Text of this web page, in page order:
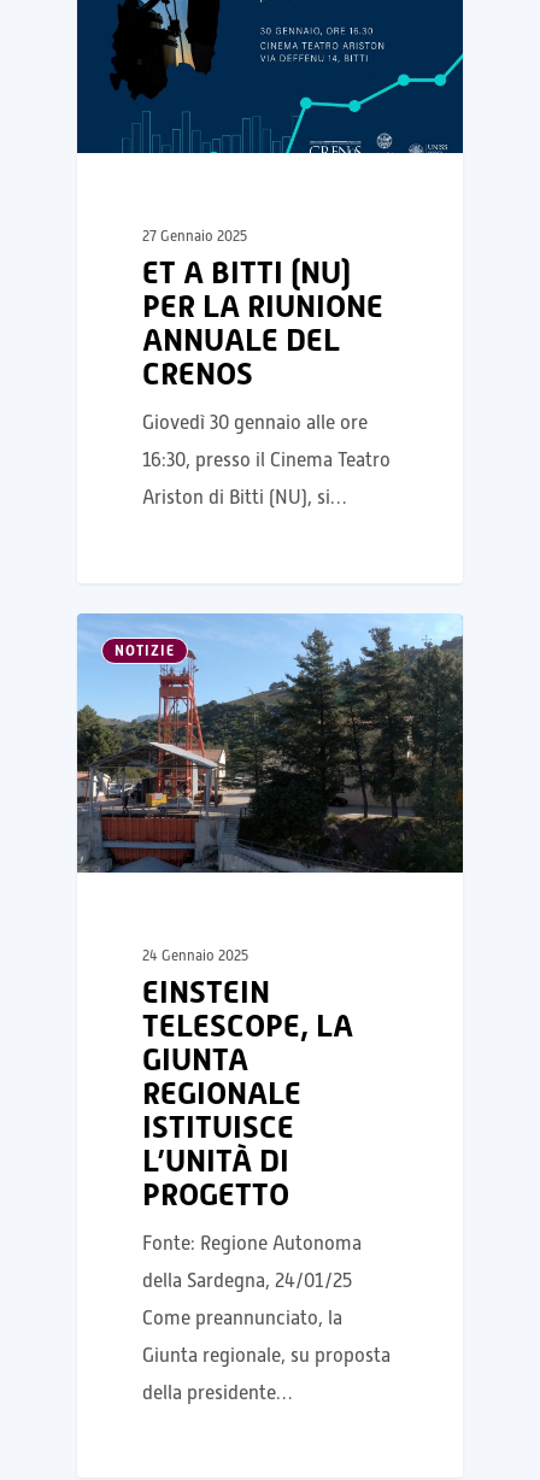
27 Gennaio 2025
ET A BITTI (NU)
PER LA RIUNIONE
ANNUALE DEL
CRENOS
Giovedì 30 gennaio alle ore
16:30, presso il Cinema Teatro
Ariston di Bitti (NU), si…
NOTIZIE
24 Gennaio 2025
EINSTEIN
TELESCOPE, LA
GIUNTA
REGIONALE
ISTITUISCE
L’UNITÀ DI
PROGETTO
Fonte: Regione Autonoma
della Sardegna, 24/01/25
Come preannunciato, la
Giunta regionale, su proposta
della presidente…